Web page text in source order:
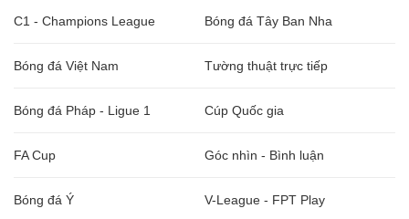
C1 - Champions League Bóng đá Tây Ban Nha
Bóng đá Việt Nam Tường thuật trực tiếp
Bóng đá Pháp - Ligue 1 Cúp Quốc gia
FA Cup Góc nhìn - Bình luận
Bóng đá Ý V-League - FPT Play